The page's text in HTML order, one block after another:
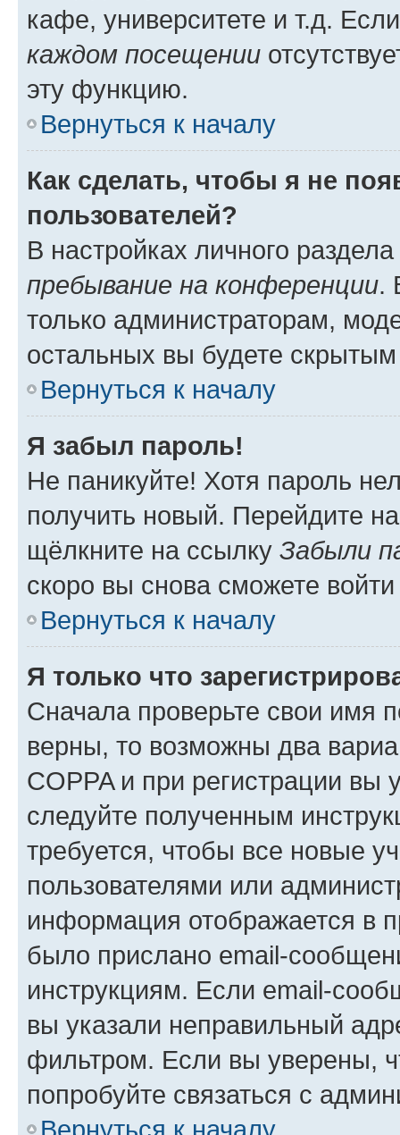
кафе, университете и т.д.
каждом посещении
эту функцию.
Вернуться к началу
Как сделать, чтобы я не
пользователей?
В настройках личного
пребывание на конференции.
только администраторам,
остальных вы будете
Вернуться к началу
Я забыл пароль!
Не паникуйте! Хотя пароль
получить новый. Перейдите
щёлкните на ссылку Забыли
скоро вы снова сможете
Вернуться к началу
Я только что
Сначала проверьте свои имя
верны, то возможны два
COPPA и при регистрации вы
следуйте полученным
требуется, чтобы все новые
пользователями или
информация отображается в
было прислано email-
инструкциям. Если email-
вы указали неправильный
фильтром. Если вы уверены,
попробуйте связаться с
Вернуться к началу